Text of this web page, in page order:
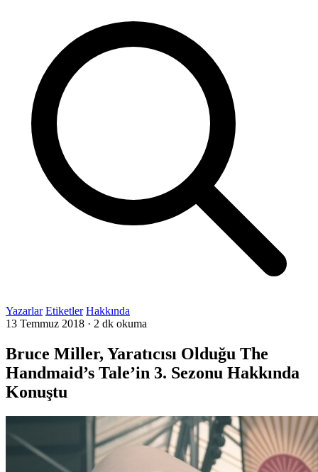
Yazarlar Etiketler Hakkında
13 Temmuz 2018 · 2 dk okuma
Bruce Miller, Yaratıcısı Olduğu The
Handmaid’s Tale’in 3. Sezonu Hakkında
Konuştu